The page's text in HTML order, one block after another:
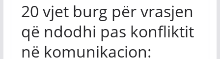
20 vjet burg për vrasjen
që ndodhi pas konfliktit
në komunikacion: